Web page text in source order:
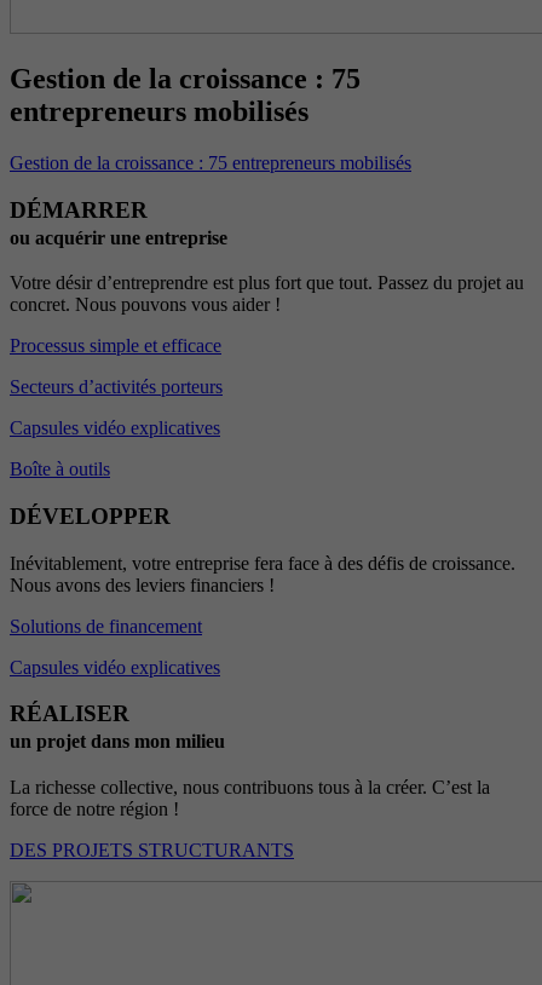
Gestion de la croissance : 75
entrepreneurs mobilisés
Gestion de la croissance : 75 entrepreneurs mobilisés
DÉMARRER
ou acquérir une entreprise
Votre désir d’entreprendre est plus fort que tout. Passez du projet au
concret. Nous pouvons vous aider !
Processus simple et efficace
Secteurs d’activités porteurs
Capsules vidéo explicatives
Boîte à outils
DÉVELOPPER
Inévitablement, votre entreprise fera face à des défis de croissance.
Nous avons des leviers financiers !
Solutions de financement
Capsules vidéo explicatives
RÉALISER
un projet dans mon milieu
La richesse collective, nous contribuons tous à la créer. C’est la
force de notre région !
DES PROJETS STRUCTURANTS